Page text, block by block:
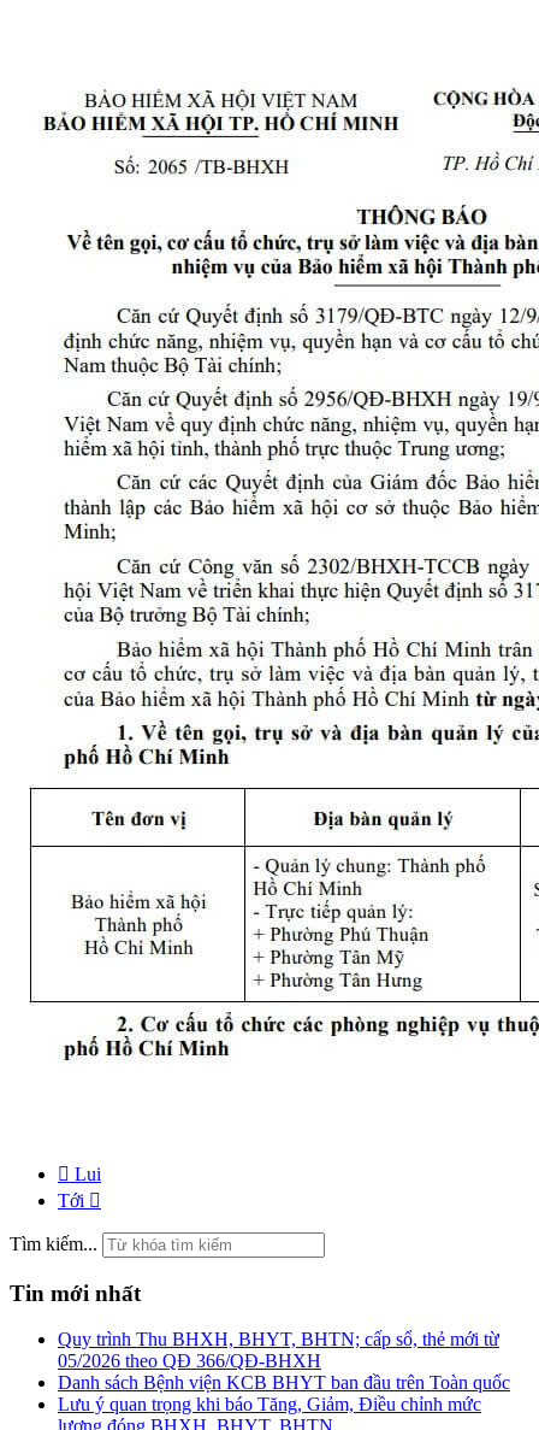
Lui
Tới
Tìm kiếm...
Tin mới nhất
Quy trình Thu BHXH, BHYT, BHTN; cấp sổ, thẻ mới từ
05/2026 theo QĐ 366/QĐ-BHXH
Danh sách Bệnh viện KCB BHYT ban đầu trên Toàn quốc
Lưu ý quan trọng khi báo Tăng, Giảm, Điều chỉnh mức